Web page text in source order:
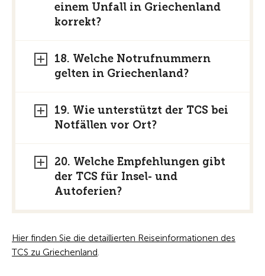
einem Unfall in Griechenland
korrekt?
18. Welche Notrufnummern
gelten in Griechenland?
19. Wie unterstützt der TCS bei
Notfällen vor Ort?
20. Welche Empfehlungen gibt
der TCS für Insel- und
Autoferien?
Hier finden Sie die detaillierten Reiseinformationen des
TCS zu Griechenland.